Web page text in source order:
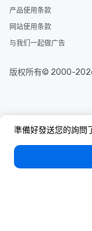
準備好發送您的詢問
产品使用条款
网站使用条款
与我们一起做广告
版权所有© 2000-